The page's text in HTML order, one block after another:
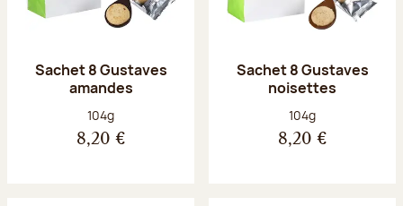
Sachet 8 Gustaves
amandes
Poids net :
104g
8,20 €
Sachet 8 Gustaves
noisettes
Poids net :
104g
8,20 €